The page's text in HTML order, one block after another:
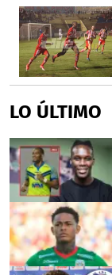
45
seconds
LO ÚLTIMO